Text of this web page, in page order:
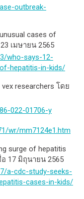
outbreak-
cases of
เมษายน 2565
who-says-12-
hepatitis-in-kids/
researchers โดย
022-01706-y
wr/mm7124e1.htm
surge of hepatitis
อ 17 มิถุนายน 2565
a-cdc-study-seeks-
cases-in-kids/